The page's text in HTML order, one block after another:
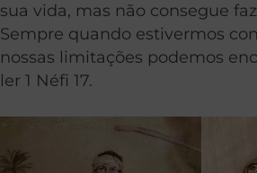
sua vida, mas não consegue
Sempre quando estivermos
nossas limitações podemos
ler 1 Néfi 17.